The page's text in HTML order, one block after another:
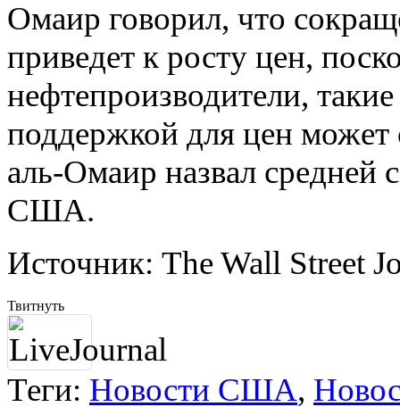
сельхозпромышленности
РФ с професс...
Омаир говорил, что
приведет к росту цен,
нефтепроизводители,
поддержкой для цен может
аль-Омаир назвал средней
США.
Источник: The Wall Street
Твитнуть
Теги: Новости США,